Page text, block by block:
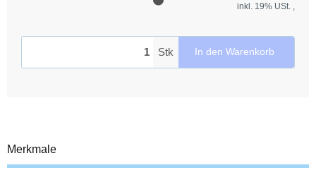
inkl. 19% USt. ,
Stk In den Warenkorb
Merkmale